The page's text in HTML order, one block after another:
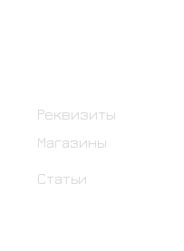
Реквизиты
Магазины
Статьи